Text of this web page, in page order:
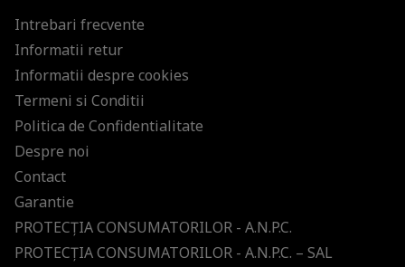
Intrebari frecvente
Informatii retur
Informatii despre cookies
Termeni si Conditii
Politica de Confidentialitate
Despre noi
Contact
Garantie
PROTECŢIA CONSUMATORILOR - A.N.P.C.
PROTECŢIA CONSUMATORILOR - A.N.P.C. – SAL